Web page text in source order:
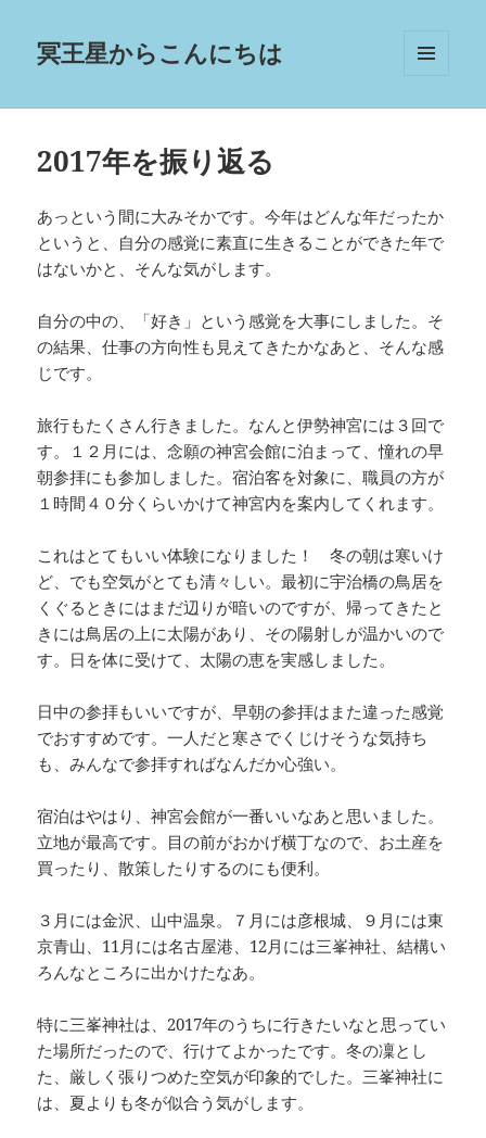
冥王星からこんにちは
ーとウ
2017年を振り返る
あっという間に大みそかです。今年はどんな年だったか
というと、自分の感覚に素直に生きることができた年で
はないかと、そんな気がします。
自分の中の、「好き」という感覚を大事にしました。そ
の結果、仕事の方向性も見えてきたかなあと、そんな感
じです。
旅行もたくさん行きました。なんと伊勢神宮には３回で
す。１２月には、念願の神宮会館に泊まって、憧れの早
朝参拝にも参加しました。宿泊客を対象に、職員の方が
１時間４０分くらいかけて神宮内を案内してくれます。
これはとてもいい体験になりました！ 冬の朝は寒いけ
ど、でも空気がとても清々しい。最初に宇治橋の鳥居を
くぐるときにはまだ辺りが暗いのですが、帰ってきたと
きには鳥居の上に太陽があり、その陽射しが温かいので
す。日を体に受けて、太陽の恵を実感しました。
日中の参拝もいいですが、早朝の参拝はまた違った感覚
でおすすめです。一人だと寒さでくじけそうな気持ち
も、みんなで参拝すればなんだか心強い。
宿泊はやはり、神宮会館が一番いいなあと思いました。
立地が最高です。目の前がおかげ横丁なので、お土産を
買ったり、散策したりするのにも便利。
３月には金沢、山中温泉。７月には彦根城、９月には東
京青山、11月には名古屋港、12月には三峯神社、結構い
ろんなところに出かけたなあ。
特に三峯神社は、2017年のうちに行きたいなと思ってい
た場所だったので、行けてよかったです。冬の凜とし
た、厳しく張りつめた空気が印象的でした。三峯神社に
は、夏よりも冬が似合う気がします。